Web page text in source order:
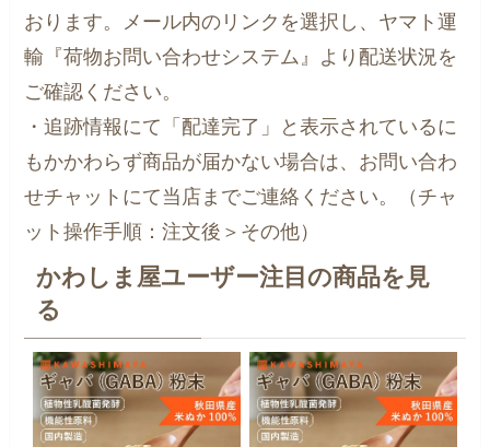
おります。メール内のリンクを選択し、ヤマト運
輸『荷物お問い合わせシステム』より配送状況を
ご確認ください。
・追跡情報にて「配達完了」と表示されているに
もかかわらず商品が届かない場合は、お問い合わ
せチャットにて当店までご連絡ください。（チャ
ット操作手順：注文後＞その他）
かわしま屋ユーザー注目の商品を見
る